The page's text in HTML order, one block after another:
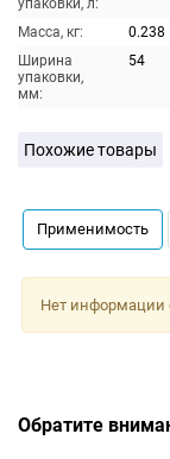
упаковки, л:
Масса, кг:
0.238
Ширина
упаковки,
мм:
54
Похожие товары
Применимость
Нет информации
Обратите